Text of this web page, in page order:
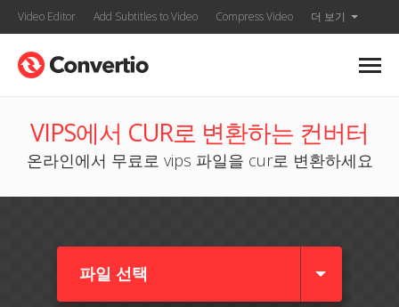
Video Editor Add Subtitles to Video Compress Video 더 보기
VIPS에서 CUR로 변환하는 컨버터
온라인에서 무료로 vips 파일을 cur로 변환하세요
파일 선택